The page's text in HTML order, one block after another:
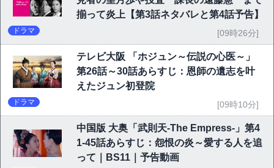
揃って炎上【第3話ネタバレと第4話予告】
ドラマ [09時26分]
テレビ大阪 「ホジュン～伝説の心医～」
第26話～30話あらすじ：恩師の遺志を叶
えたジュン初登院
ドラマ [09時10分]
中国版 大奥「武則天-The Empress-」第4
1-45話あらすじ：怨恨の炎～愛する人を追
って｜BS11｜予告動画